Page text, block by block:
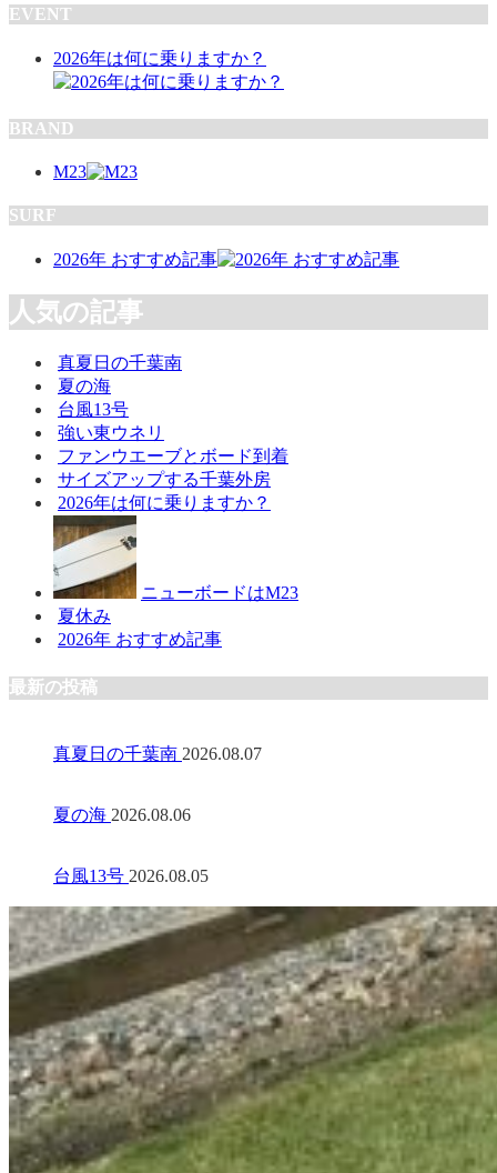
EVENT
2026年は何に乗りますか？
BRAND
M23
SURF
2026年 おすすめ記事
人気の記事
真夏日の千葉南
夏の海
台風13号
強い東ウネリ
ファンウエーブとボード到着
サイズアップする千葉外房
2026年は何に乗りますか？
ニューボードはM23
夏休み
2026年 おすすめ記事
最新の投稿
真夏日の千葉南 2026.08.07
夏の海 2026.08.06
台風13号 2026.08.05